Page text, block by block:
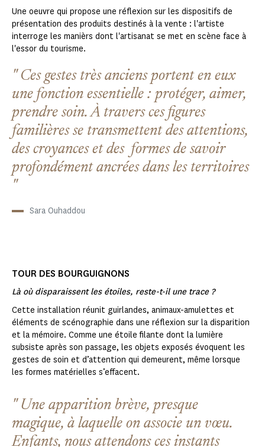
Une oeuvre qui propose une réflexion sur les dispositifs de
présentation des produits destinés à la vente : l'artiste
interroge les manièrs dont l'artisanat se met en scène face à
l'essor du tourisme.
Ces gestes très anciens portent en eux
une fonction essentielle : protéger, aimer,
prendre soin. À travers ces figures
familières se transmettent des attentions,
des croyances et des formes de savoir
profondément ancrées dans les territoires
Sara Ouhaddou
TOUR DES BOURGUIGNONS
Là où disparaissent les étoiles, reste-t-il une trace ?
Cette installation réunit guirlandes, animaux-amulettes et
éléments de scénographie dans une réflexion sur la disparition
et la mémoire. Comme une étoile filante dont la lumière
subsiste après son passage, les objets exposés évoquent les
gestes de soin et d’attention qui demeurent, même lorsque
les formes matérielles s’effacent.
Une apparition brève, presque
magique, à laquelle on associe un vœu.
Enfants, nous attendons ces instants